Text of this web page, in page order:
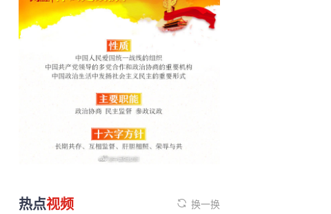
热点视频 换一换